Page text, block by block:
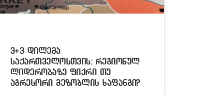
3+3 დილემა
საქართველოსთვის: რეგიონულ
ლიდერობაზე ფიქრი თუ
აგრესორი მეზობლის ხაფანგი?